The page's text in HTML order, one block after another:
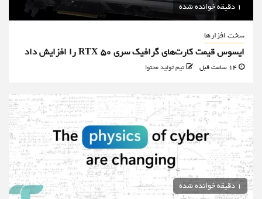
1 دقیقه خوانده شده
سخت افزارها
ایسوس قیمت کارت‌های گرافیک سری RTX 50 را افزایش داد
تیم تولید محتوا
1 دقیقه خوانده شده